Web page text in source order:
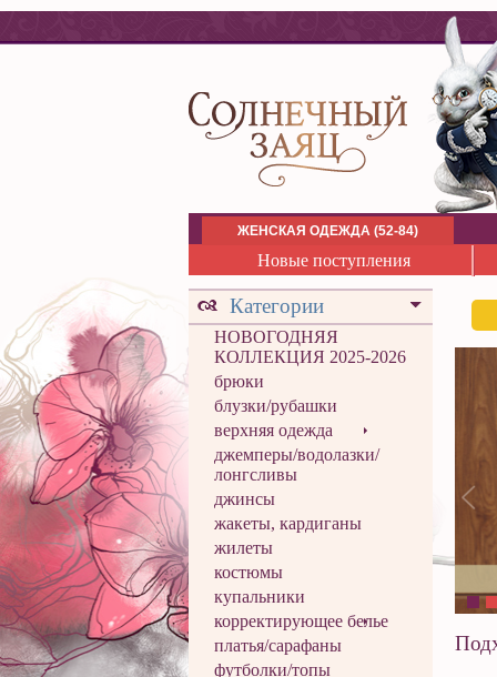
ЖЕНСКАЯ ОДЕЖДА (52-84)
Новые поступления
Категории
НОВОГОДНЯЯ
КОЛЛЕКЦИЯ 2025-2026
брюки
блузки/рубашки
верхняя одежда
джемперы/водолазки/
лонгсливы
джинсы
жакеты, кардиганы
жилеты
костюмы
купальники
корректирующее белье
платья/сарафаны
футболки/топы